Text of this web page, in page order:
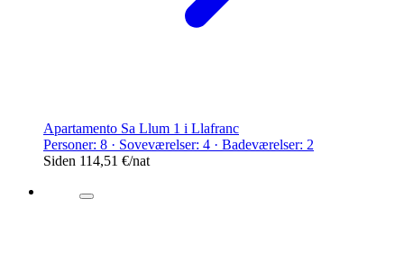
Apartamento Sa Llum 1 i Llafranc
Personer: 8 · Soveværelser: 4 · Badeværelser: 2
Siden 114,51 €/nat